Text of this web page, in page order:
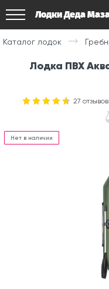
Лодки Деда
Каталог лодок
Лодка ПВХ
27 отзывов
Нет в наличии